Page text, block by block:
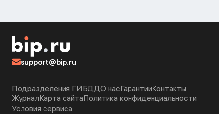
support@bip.ru
Подразделения ГИБДДО насГарантииКонтакты
ЖурналКарта сайтаПолитика конфиденциальности
Условия сервиса